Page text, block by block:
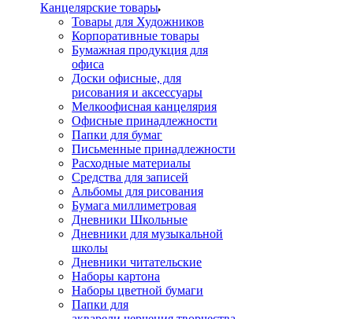
Канцелярские товары
Товары для Художников
Корпоративные товары
Бумажная продукция для
офиса
Доски офисные, для
рисования и аксессуары
Мелкоофисная канцелярия
Офисные принадлежности
Папки для бумаг
Письменные принадлежности
Расходные материалы
Средства для записей
Альбомы для рисования
Бумага миллиметровая
Дневники Школьные
Дневники для музыкальной
школы
Дневники читательские
Наборы картона
Наборы цветной бумаги
Папки для